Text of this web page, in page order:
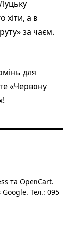
хіти, а в
за чаєм.
для
«Червону
та OpenCart.
Google. Тел.: 095